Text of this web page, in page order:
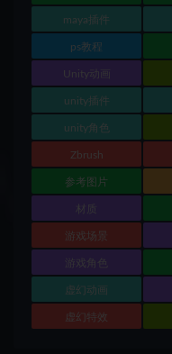
maya插件
ps教程
Unity动画
unity插件
unity角色
Zbrush
参考图片
材质
游戏场景
游戏角色
虚幻动画
虚幻特效